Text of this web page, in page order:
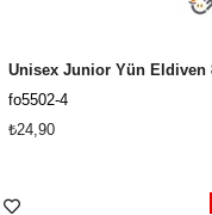
fo5502-4
₺24,90